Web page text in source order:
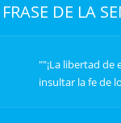
FRASE DE LA
""¡La libertad de
insultar la fe de